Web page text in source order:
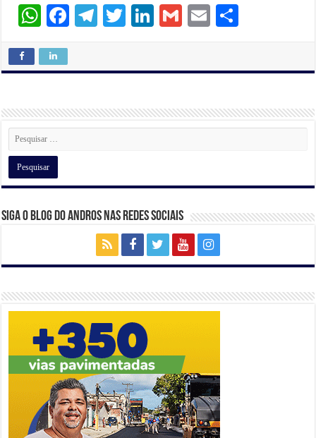
W
at
A
p
p
F
b
o
T
a
m
T
Li
dI
n
G
E
Siga o Blog do Andros nas Redes Sociais